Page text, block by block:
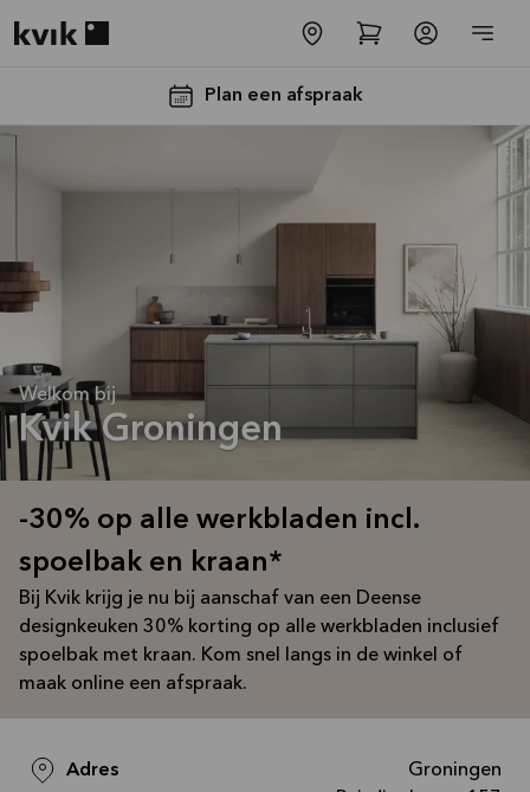
Plan een afspraak
-30% op alle
incl. spoelbak
en kraan*
Welkom bij
Kvik Groningen
-30% op alle werkbladen incl.
spoelbak en kraan*
Bij Kvik krijg je nu bij aanschaf van een Deense
designkeuken 30% korting op alle werkbladen inclusief
spoelbak met kraan. Kom snel langs in de winkel of
maak online een afspraak.
Adres
Groningen